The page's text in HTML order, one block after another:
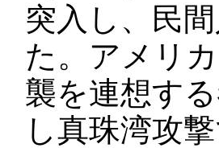
突入し、民
た。アメリ
襲を連想す
し真珠湾攻